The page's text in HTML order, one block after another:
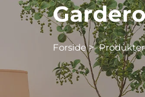
Forside>Produkter